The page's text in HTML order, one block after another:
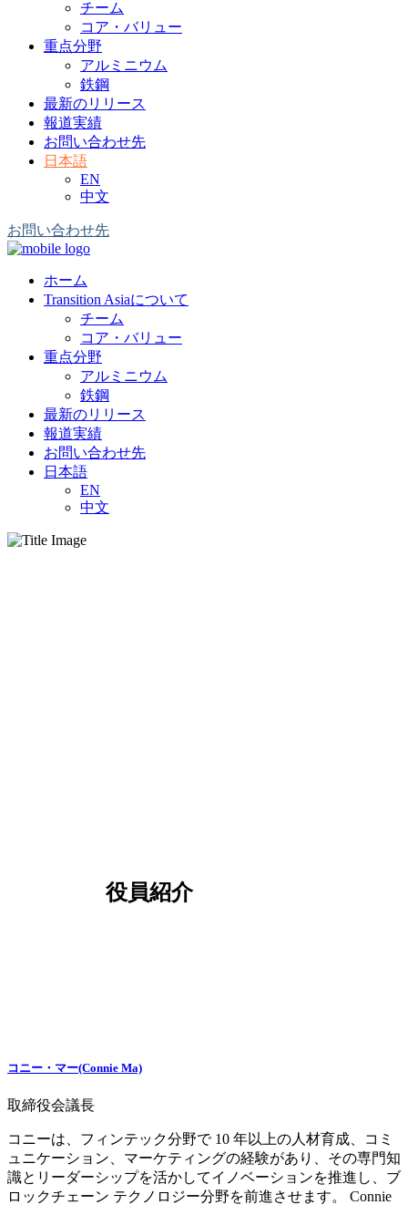
チーム
コア・バリュー
重点分野
アルミニウム
鉄鋼
最新のリリース
報道実績
お問い合わせ先
日本語
EN
中文
お問い合わせ先
ホーム
Transition Asiaについて
チーム
コア・バリュー
重点分野
アルミニウム
鉄鋼
最新のリリース
報道実績
お問い合わせ先
日本語
EN
中文
役員紹介
コニー・マー(Connie Ma)
取締役会議長
コニーは、フィンテック分野で 10 年以上の人材育成、コミ
ュニケーション、マーケティングの経験があり、その専門知
識とリーダーシップを活かしてイノベーションを推進し、ブ
ロックチェーン テクノロジー分野を前進させます。 Connie